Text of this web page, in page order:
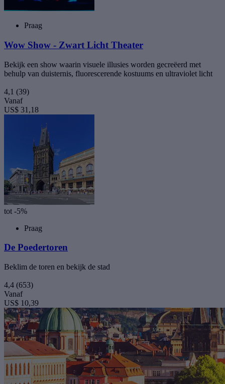
Praag
Wow Show - Zwart Licht Theater
Bekijk een show waarin visuele illusies worden gecreëerd met
behulp van duisternis, fluorescerende kostuums en ultraviolet licht
4,1 (39)
Vanaf
US$ 31,18
tot -5%
Praag
De Poedertoren
Beklim de toren en bekijk de stad
4,4 (653)
Vanaf
US$ 10,39